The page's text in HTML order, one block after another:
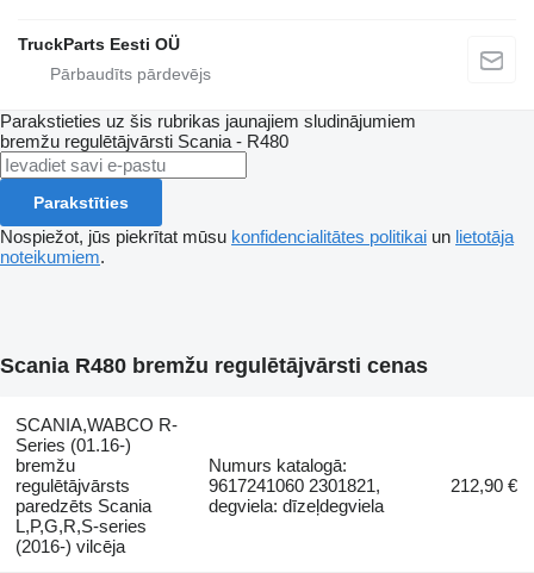
TruckParts Eesti OÜ
Parakstieties uz šis rubrikas jaunajiem sludinājumiem
bremžu regulētājvārsti Scania - R480
Parakstīties
Nospiežot, jūs piekrītat mūsu konfidencialitātes politikai un lietotāja
noteikumiem.
Scania R480 bremžu regulētājvārsti cenas
SCANIA,WABCO R-
Series (01.16-)
bremžu
regulētājvārsts
paredzēts Scania
L,P,G,R,S-series
(2016-) vilcēja
Numurs katalogā:
9617241060 2301821,
degviela: dīzeļdegviela
212,90 €